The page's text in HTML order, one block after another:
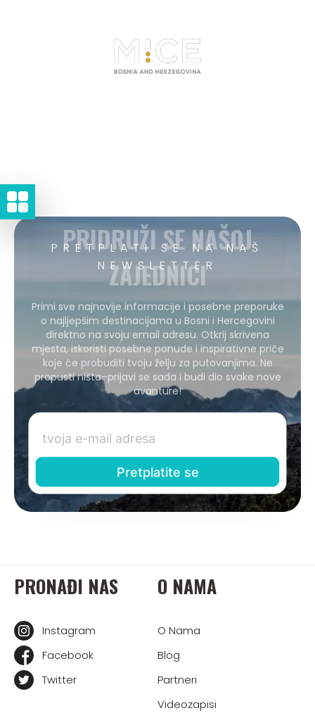
PRETPLATI SE NA NAŠ
NEWSLETTER
PRIDRUŽI SE NAŠOJ
ZAJEDNICI
Primi sve najnovije informacije i posebne preporuke
o najljepšim destinacijama u Bosni i Hercegovini
direktno na svoju email adresu. Otkrij skrivena
mjesta, iskoristi posebne ponude i inspirativne priče
koje će probuditi tvoju želju za putovanjima. Ne
propusti ništa–prijavi se sada i budi dio svake nove
avanture!
PRONAĐI NAS
Instagram
Facebook
Twitter
O NAMA
O Nama
Blog
Partneri
Videozapisi